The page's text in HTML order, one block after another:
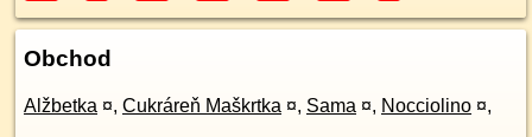
Obchod
Alžbetka ¤, Cukráreň Maškrtka ¤, Sama ¤, Nocciolino ¤,